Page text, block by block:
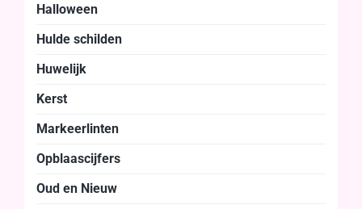
Halloween
Hulde schilden
Huwelijk
Kerst
Markeerlinten
Opblaascijfers
Oud en Nieuw